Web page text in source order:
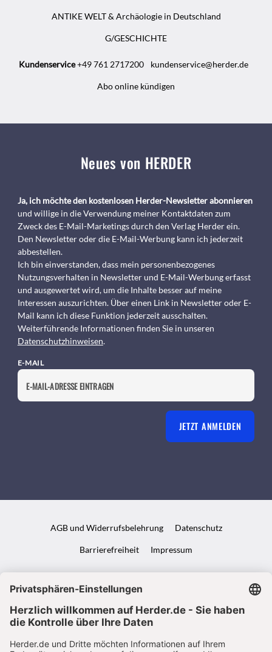
ANTIKE WELT & Archäologie in Deutschland
G/GESCHICHTE
Kundenservice+49 761 2717200 kundenservice@herder.de
Abo online kündigen
Neues von HERDER
Ja, ich möchte den kostenlosen Herder-Newsletter abonnieren
und willige in die Verwendung meiner Kontaktdaten zum
Zweck des E-Mail-Marketings durch den Verlag Herder ein.
Den Newsletter oder die E-Mail-Werbung kann ich jederzeit
abbestellen.
Ich bin einverstanden, dass mein personenbezogenes
Nutzungsverhalten in Newsletter und E-Mail-Werbung erfasst
und ausgewertet wird, um die Inhalte besser auf meine
Interessen auszurichten. Über einen Link in Newsletter oder E-
Mail kann ich diese Funktion jederzeit ausschalten.
Weiterführende Informationen finden Sie in unseren
Datenschutzhinweisen.
E-MAIL
JETZT ANMELDEN
AGB und Widerrufsbelehrung Datenschutz
Barrierefreiheit Impressum
VERTRAG WIDERRUFEN